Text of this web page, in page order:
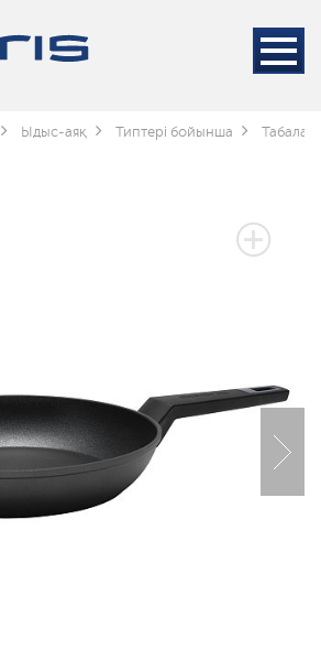
Ыдыс-аяқ Типтері бойынша Табалар